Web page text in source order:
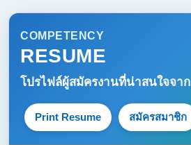
COMPETENCY
RESUME
โปรไฟล์ผู้สมัครงานที่น่าสนใจจาก
Print Resume สมัครสมาชิก